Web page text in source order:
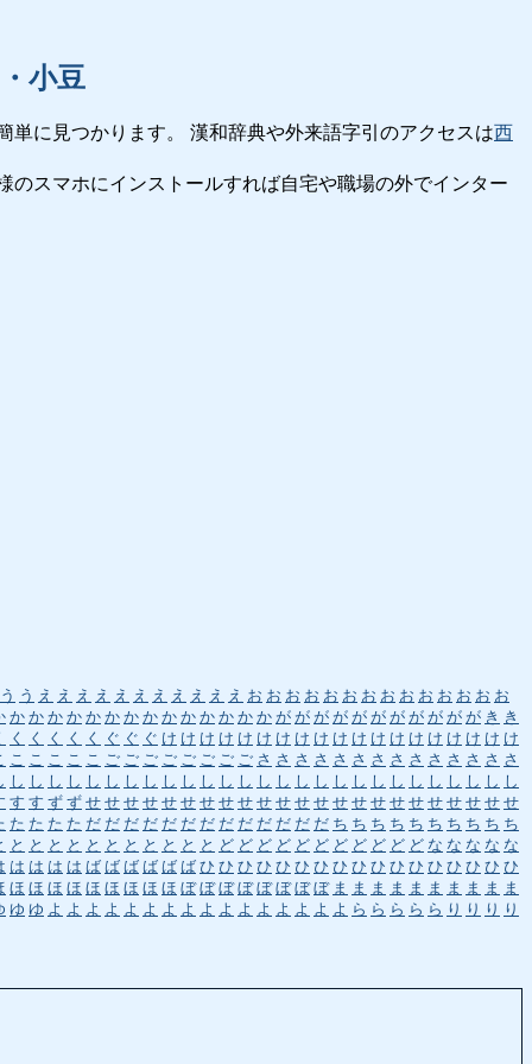
小豆
に見つかります。 漢和辞典や外来語字引のアクセスは西
のスマホにインストールすれば自宅や職場の外でインター
う う え え え え え え え え え え え お お お お お お お お お お お お お お
か か か か か か か か か か か か か か が が が が が が が が が が が き き
く く く く く ぐ ぐ ぐ け け け け け け け け け け け け け け け け け け け
こ こ こ こ こ ご ご ご ご ご ご ご ご さ さ さ さ さ さ さ さ さ さ さ さ さ さ
し し し し し し し し し し し し し し し し し し し し し し し し し し し
す す ず ず せ せ せ せ せ せ せ せ せ せ せ せ せ せ せ せ せ せ せ せ せ せ せ
た た た た だ だ だ だ だ だ だ だ だ だ だ だ だ ち ち ち ち ち ち ち ち ち ち
と と と と と と と と と と と ど ど ど ど ど ど ど ど ど ど ど な な な な な
は は は は ば ば ば ば ば ば ひ ひ ひ ひ ひ ひ ひ ひ ひ ひ ひ ひ ひ ひ ひ ひ ひ
ほ ほ ほ ほ ほ ほ ほ ほ ほ ぼ ぼ ぼ ぼ ぼ ぼ ぼ ぼ ま ま ま ま ま ま ま ま ま ま
ゆ ゆ よ よ よ よ よ よ よ よ よ よ よ よ よ よ よ よ ら ら ら ら ら り り り り